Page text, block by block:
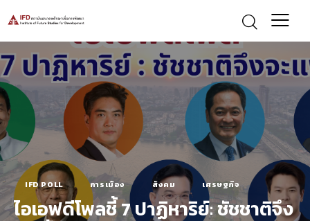
IFD POLL การเมือง สังคม เศรษฐกิจ
ไอเอฟดีโพลชี้ 7 ปาฏิหาริย์: ชัชชาติจึง